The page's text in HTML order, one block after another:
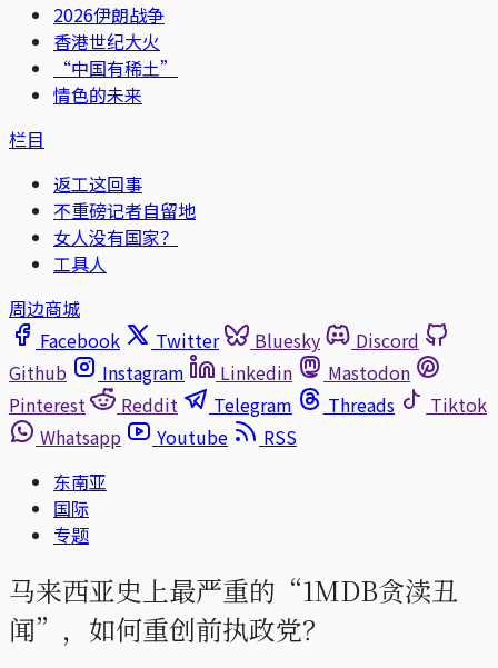
2026伊朗战争
香港世纪大火
“中国有稀土”
情色的未来
栏目
返工这回事
不重磅记者自留地
女人没有国家？
工具人
周边商城
Facebook
Twitter Bluesky
Discord
Github
Instagram Linkedin
Mastodon
Pinterest
Reddit Telegram Threads
Tiktok
Whatsapp
Youtube
RSS
东南亚
国际
专题
马来西亚史上最严重的“1MDB贪渎丑
闻”，如何重创前执政党？